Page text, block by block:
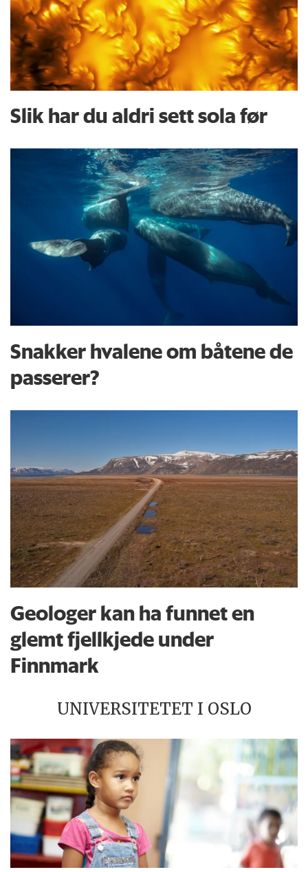
Slik har du aldri sett sola før
Snakker hvalene om båtene de
passerer?
Geologer kan ha funnet en
glemt fjellkjede under
Finnmark
UNIVERSITETET I OSLO